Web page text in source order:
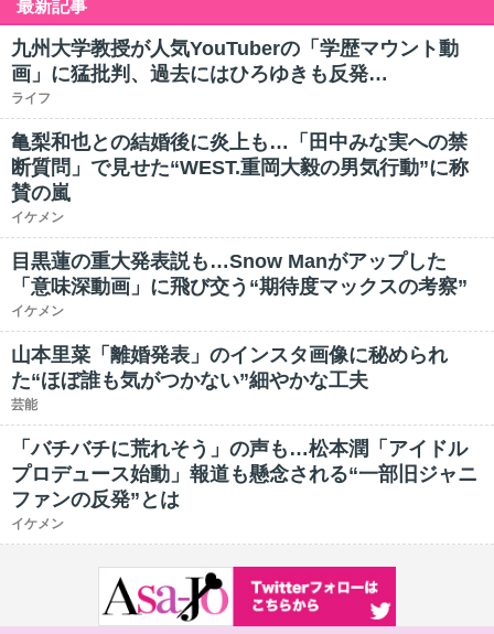
最新記事
九州大学教授が人気YouTuberの「学歴マウント動
画」に猛批判、過去にはひろゆきも反発…
ライフ
亀梨和也との結婚後に炎上も…「田中みな実への禁
断質問」で見せた“WEST.重岡大毅の男気行動”に称
賛の嵐
イケメン
目黒蓮の重大発表説も…Snow Manがアップした
「意味深動画」に飛び交う“期待度マックスの考察”
イケメン
山本里菜「離婚発表」のインスタ画像に秘められ
た“ほぼ誰も気がつかない”細やかな工夫
芸能
「バチバチに荒れそう」の声も…松本潤「アイドル
プロデュース始動」報道も懸念される“一部旧ジャニ
ファンの反発”とは
イケメン